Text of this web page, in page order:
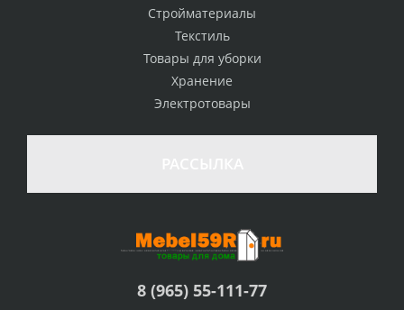
Стройматериалы
Текстиль
Товары для уборки
Хранение
Электротовары
8 (965) 55-111-77